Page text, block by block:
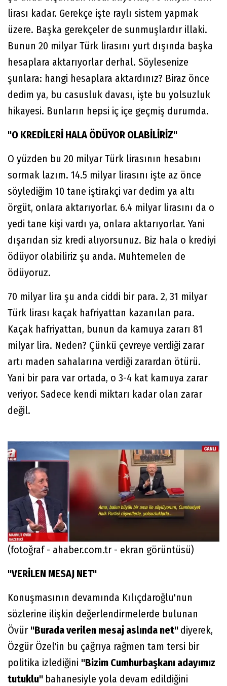
lirası kadar. Gerekçe işte raylı sistem yapmak
üzere. Başka gerekçeler de sunmuşlardır illaki.
Bunun 20 milyar Türk lirasını yurt dışında başka
hesaplara aktarıyorlar derhal. Söylesenize
şunlara: hangi hesaplara aktardınız? Biraz önce
dedim ya, bu casusluk davası, işte bu yolsuzluk
hikayesi. Bunların hepsi iç içe geçmiş durumda.
"O KREDİLERİ HALA ÖDÜYOR OLABİLİRİZ"
O yüzden bu 20 milyar Türk lirasının hesabını
sormak lazım. 14.5 milyar lirasını işte az önce
söylediğim 10 tane iştirakçi var dedim ya altı
örgüt, onlara aktarıyorlar. 6.4 milyar lirasını da o
yedi tane kişi vardı ya, onlara aktarıyorlar. Yani
dışarıdan siz kredi alıyorsunuz. Biz hala o krediyi
ödüyor olabiliriz şu anda. Muhtemelen de
ödüyoruz.
70 milyar lira şu anda ciddi bir para. 2, 31 milyar
Türk lirası kaçak hafriyattan kazanılan para.
Kaçak hafriyattan, bunun da kamuya zararı 81
milyar lira. Neden? Çünkü çevreye verdiği zarar
artı maden sahalarına verdiği zarardan ötürü.
Yani bir para var ortada, o 3-4 kat kamuya zarar
veriyor. Sadece kendi miktarı kadar olan zarar
değil.
(fotoğraf - ahaber.com.tr - ekran görüntüsü)
"VERİLEN MESAJ NET"
Konuşmasının devamında Kılıçdaroğlu'nun
sözlerine ilişkin değerlendirmelerde bulunan
Övür "Burada verilen mesaj aslında net" diyerek,
Özgür Özel'in bu çağrıya rağmen tam tersi bir
politika izlediğini "Bizim Cumhurbaşkanı adayımız
tutuklu" bahanesiyle yola devam edildiğini